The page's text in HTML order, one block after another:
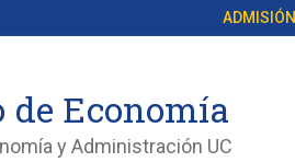
ADMISIÓN
Economía
y Administración UC